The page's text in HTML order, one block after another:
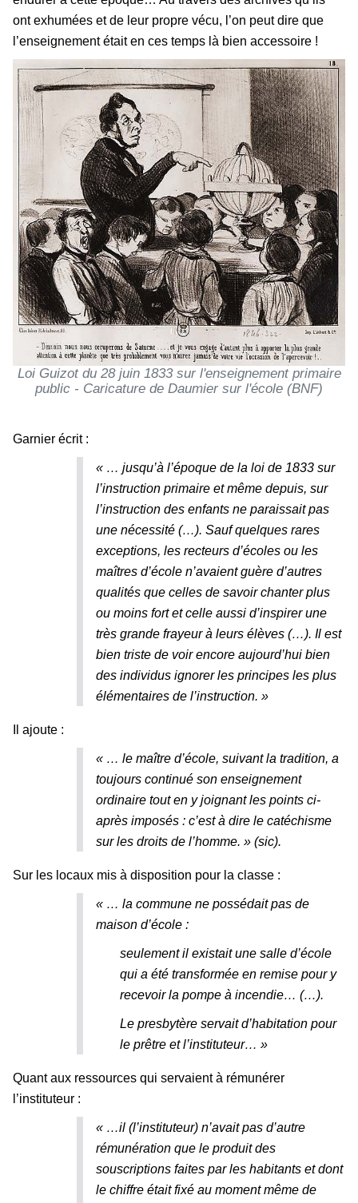
ont exhumées et de leur propre vécu, l’on peut dire que
l’enseignement était en ces temps là bien accessoire !
Loi Guizot du 28 juin 1833 sur l'enseignement primaire
public - Caricature de Daumier sur l'école (BNF)
Garnier écrit :
« … jusqu’à l’époque de la loi de 1833 sur
l’instruction primaire et même depuis, sur
l’instruction des enfants ne paraissait pas
une nécessité (…). Sauf quelques rares
exceptions, les recteurs d’écoles ou les
maîtres d’école n’avaient guère d’autres
qualités que celles de savoir chanter plus
ou moins fort et celle aussi d’inspirer une
très grande frayeur à leurs élèves (…). Il est
bien triste de voir encore aujourd’hui bien
des individus ignorer les principes les plus
élémentaires de l’instruction. »
Il ajoute :
« … le maître d’école, suivant la tradition, a
toujours continué son enseignement
ordinaire tout en y joignant les points ci-
après imposés : c’est à dire le catéchisme
sur les droits de l’homme. » (sic).
Sur les locaux mis à disposition pour la classe :
« … la commune ne possédait pas de
maison d’école :
seulement il existait une salle d’école
qui a été transformée en remise pour y
recevoir la pompe à incendie… (…).
Le presbytère servait d’habitation pour
le prêtre et l’instituteur… »
Quant aux ressources qui servaient à rémunérer
l’instituteur :
« …il (l’instituteur) n’avait pas d’autre
rémunération que le produit des
souscriptions faites par les habitants et dont
le chiffre était fixé au moment même de